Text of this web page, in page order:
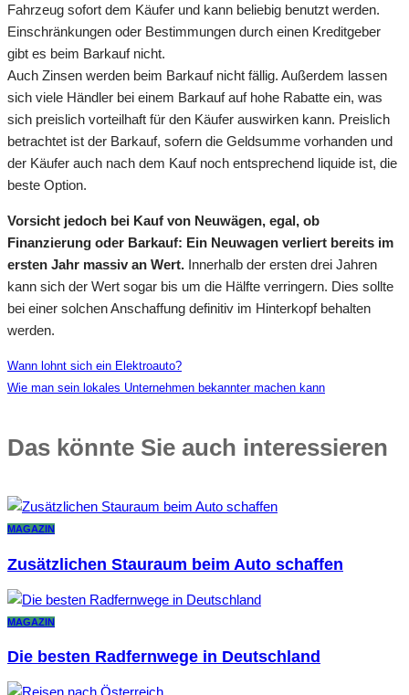
Fahrzeug sofort dem Käufer und kann beliebig benutzt werden.
Einschränkungen oder Bestimmungen durch einen Kreditgeber
gibt es beim Barkauf nicht.
Auch Zinsen werden beim Barkauf nicht fällig. Außerdem lassen
sich viele Händler bei einem Barkauf auf hohe Rabatte ein, was
sich preislich vorteilhaft für den Käufer auswirken kann. Preislich
betrachtet ist der Barkauf, sofern die Geldsumme vorhanden und
der Käufer auch nach dem Kauf noch entsprechend liquide ist, die
beste Option.
Vorsicht jedoch bei Kauf von Neuwägen, egal, ob
Finanzierung oder Barkauf: Ein Neuwagen verliert bereits im
ersten Jahr massiv an Wert. Innerhalb der ersten drei Jahren
kann sich der Wert sogar bis um die Hälfte verringern. Dies sollte
bei einer solchen Anschaffung definitiv im Hinterkopf behalten
werden.
Wann lohnt sich ein Elektroauto?
Wie man sein lokales Unternehmen bekannter machen kann
Das könnte Sie auch interessieren
MAGAZIN
Zusätzlichen Stauraum beim Auto schaffen
MAGAZIN
Die besten Radfernwege in Deutschland